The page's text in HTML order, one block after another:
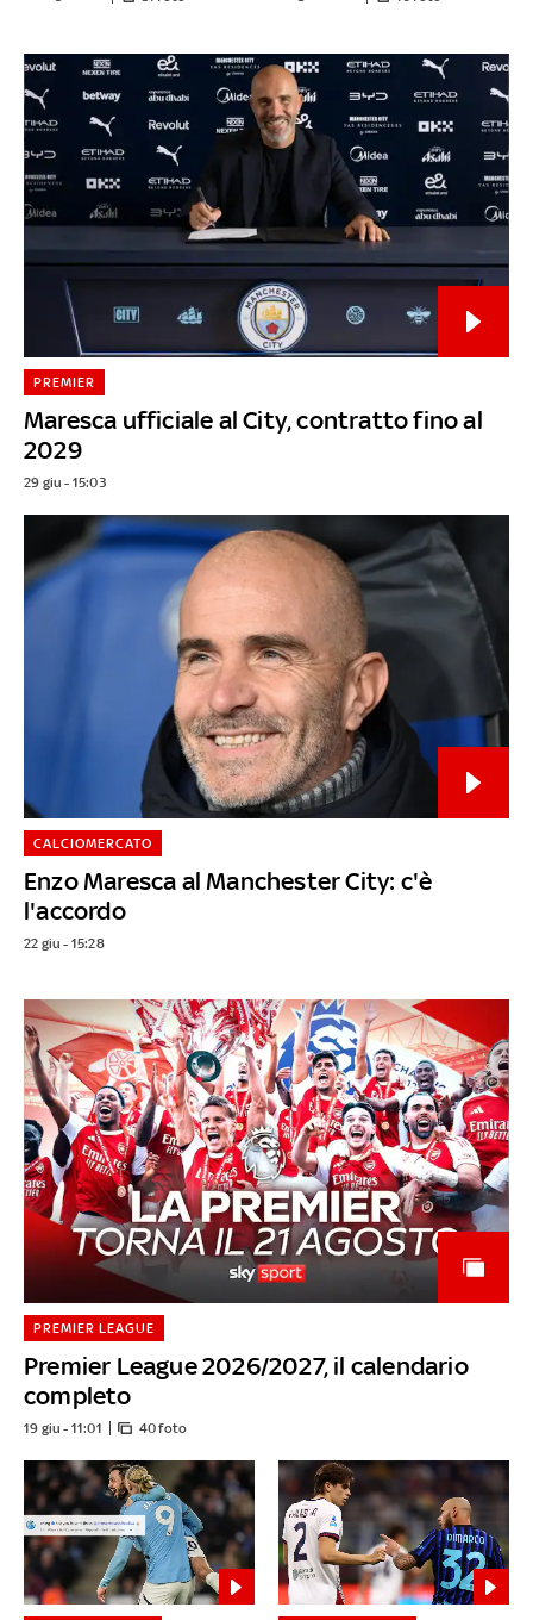
Maresca ufficiale al City, contratto fino al
2029
PREMIER
29 giu - 15:03
Enzo Maresca al Manchester City: c'è
l'accordo
CALCIOMERCATO
22 giu - 15:28
Premier League 2026/2027, il calendario
completo
PREMIER LEAGUE
19 giu - 11:01 40 foto